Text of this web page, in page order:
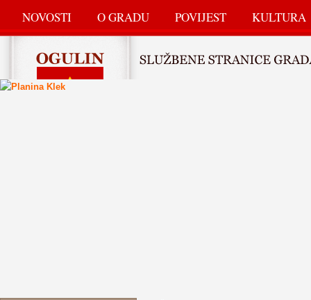
NOVOSTI O GRADU POVIJEST KULTURA